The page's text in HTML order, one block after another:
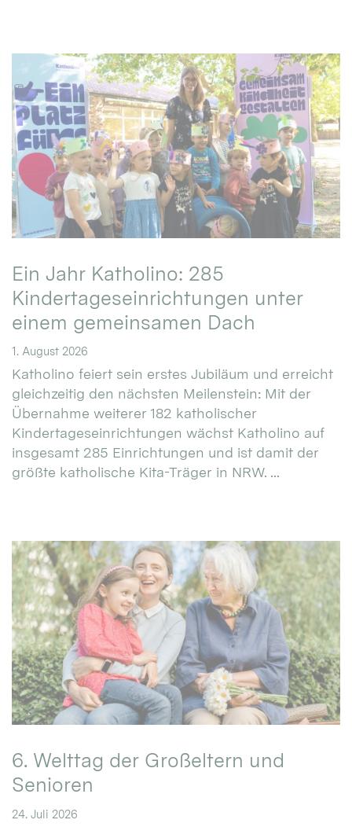
Ein Jahr Katholino: 285
Kindertageseinrichtungen unter
einem gemeinsamen Dach
1. August 2026
Katholino feiert sein erstes Jubiläum und erreicht
gleichzeitig den nächsten Meilenstein: Mit der
Übernahme weiterer 182 katholischer
Kindertageseinrichtungen wächst Katholino auf
insgesamt 285 Einrichtungen und ist damit der
größte katholische Kita-Träger in NRW. ...
6. Welttag der Großeltern und
Senioren
24. Juli 2026